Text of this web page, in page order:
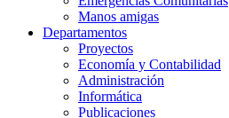
Manos amigas
Departamentos
Proyectos
Economía y Contabilidad
Administración
Informática
Publicaciones